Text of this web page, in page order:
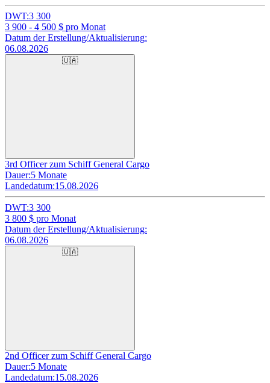
DWT:3 300
3 900 - 4 500 $ pro Monat
Datum der Erstellung/Aktualisierung:
06.08.2026
🇺🇦
3rd Officer zum Schiff General Cargo
Dauer:5 Monate
Landedatum:15.08.2026
DWT:3 300
3 800 $ pro Monat
Datum der Erstellung/Aktualisierung:
06.08.2026
🇺🇦
2nd Officer zum Schiff General Cargo
Dauer:5 Monate
Landedatum:15.08.2026